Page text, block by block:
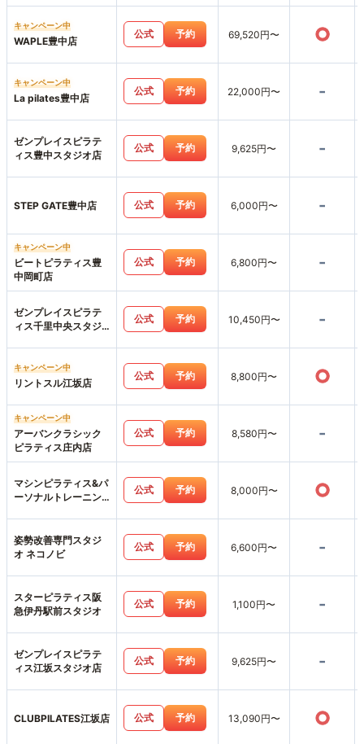
キャンペーン中
WAPLE豊中店
公式 予約 69,520円〜 ○
キャンペーン中
La pilates豊中店
公式 予約 22,000円〜 -
ゼンプレイスピラテ
ィス豊中スタジオ店
公式 予約 9,625円〜 -
STEP GATE豊中店 公式 予約 6,000円〜 -
キャンペーン中
ビートピラティス豊
中岡町店
公式 予約 6,800円〜 -
ゼンプレイスピラテ
ィス千里中央スタジ
公式 予約 10,450円〜 -
キャンペーン中
リントスル江坂店
公式 予約 8,800円〜 ○
キャンペーン中
アーバンクラシック
ピラティス庄内店
公式 予約 8,580円〜 -
マシンピラティス&パ
ーソナルトレーニン
公式 予約 8,000円〜 ○
姿勢改善専門スタジ
オ ネコノビ
公式 予約 6,600円〜 -
スターピラティス阪
急伊丹駅前スタジオ
公式 予約 1,100円〜 -
ゼンプレイスピラテ
ィス江坂スタジオ店
公式 予約 9,625円〜 -
CLUBPILATES江坂店 公式 予約 13,090円〜 ○